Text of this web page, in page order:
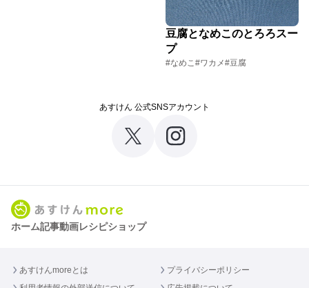
豆腐となめこのとろろスー
プ
#なめこ #ワカメ#豆腐
あすけん 公式SNSアカウント
ホーム記事動画レシピショップ
あすけんmoreとは
プライバシーポリシー